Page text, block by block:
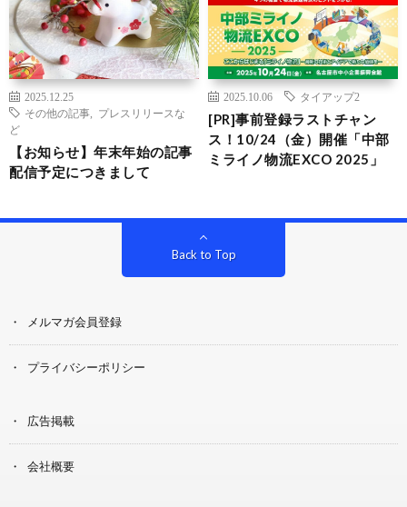
2025.12.25
その他の記事
プレスリリースな
ど
【お知らせ】年末年始の記事
配信予定につきまして
2025.10.06 タイアップ2
[PR]事前登録ラストチャン
ス！10/24（金）開催「中部
ミライノ物流EXCO 2025」
Back to Top
メルマガ会員登録
プライバシーポリシー
広告掲載
会社概要